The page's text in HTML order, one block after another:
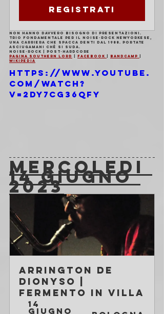
Registrati
Non hanno davvero bisogno di presentazioni.
Trio fondamentale per il noise-rock newyorkese,
una carriera che spacca denti dal 1988. Portate
asciugamani ché si suda.
Noise-rock | Post-hardcore
Pagina Southern Lord
Facebook Bandcamp
Wikipedia
https://www.youtube.
com/watch?
v=2dy7Cg36qfY
MERCOLEDI
14 GIUGNO
2023
Arrington de
Dionyso |
Fermento in Villa
14
giugno